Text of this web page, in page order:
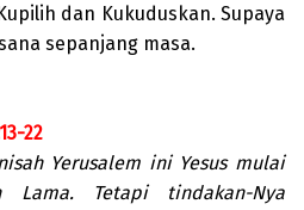
dan Kukuduskan. Supaya
sepanjang masa.
22
Yerusalem ini Yesus mulai
Lama. Tetapi tindakan-Nya